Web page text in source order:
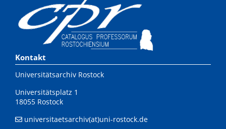
Kontakt
Universitätsarchiv Rostock
Universitätsplatz 1
18055 Rostock
universitaetsarchiv(at)uni-rostock.de